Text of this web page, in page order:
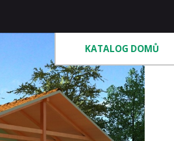
KATALOG DOMŮ